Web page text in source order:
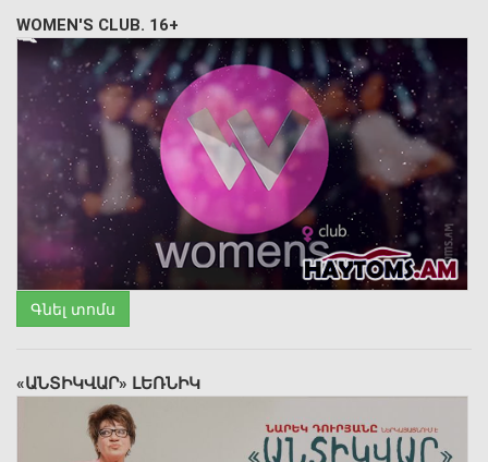
WOMEN'S CLUB. 16+
Գնել տոմս
«ԱՆՏԻԿՎԱՐ» ԼԵՌՆԻԿ